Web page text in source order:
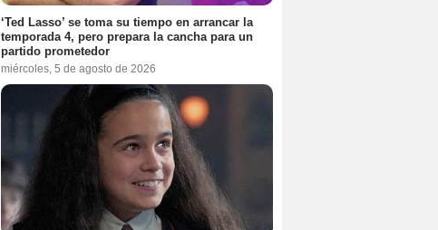
‘Ted Lasso’ se toma su tiempo en arrancar la
temporada 4, pero prepara la cancha para un
partido prometedor
miércoles, 5 de agosto de 2026